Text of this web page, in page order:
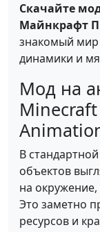
Скачайте
Майнкрафт
знакомый мир
динамики и
Мод на
В
объектов
на
Это заметно
ресурсов и